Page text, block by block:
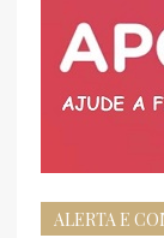
ALERTA E